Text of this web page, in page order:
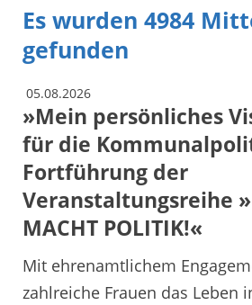
Es wurden 4984
gefunden
05.08.2026
»Mein persönliches
für die
Fortführung der
Veranstaltungsreihe
MACHT POLITIK!«
Mit ehrenamtlichem
zahlreiche Frauen das Leben